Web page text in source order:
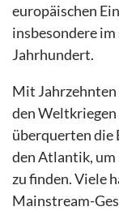
europäischen
insbesondere
Jahrhundert.
Mit
den
überquerten die
den Atlantik, um
zu finden. Viele
Mainstream-